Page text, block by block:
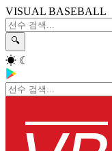
VISUAL BASEBALL
🔍
☀ ☾